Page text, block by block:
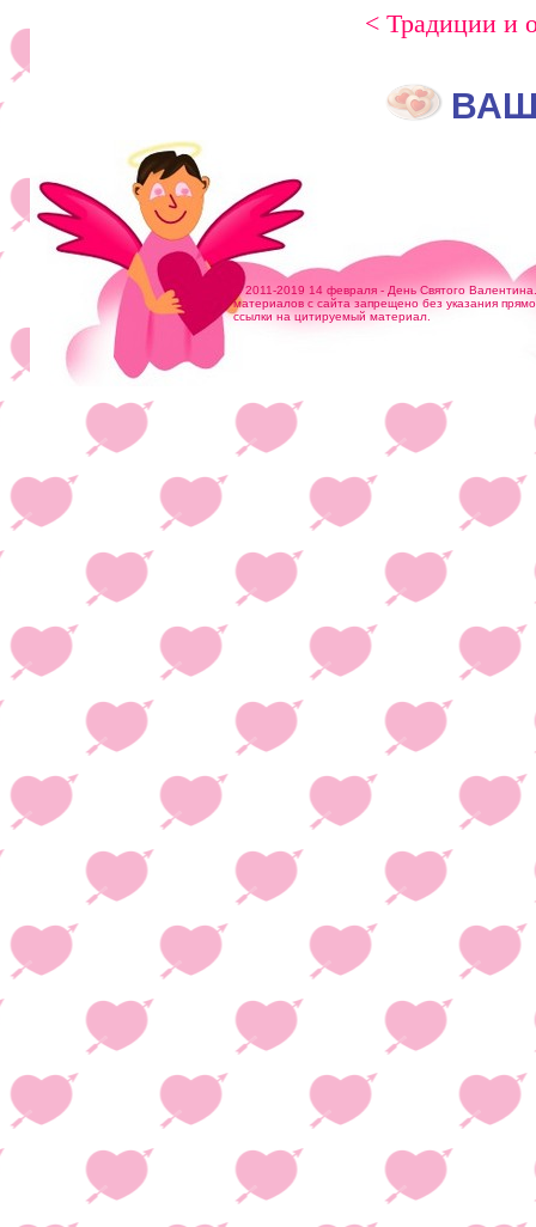
< Традиции и
© 2011-2019 14 февраля - День Святого
материалов с сайта запрещено без указания
ссылки на цитируемый материал.